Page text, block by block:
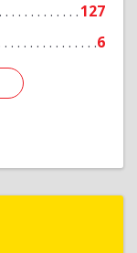
127
6
Подробнее